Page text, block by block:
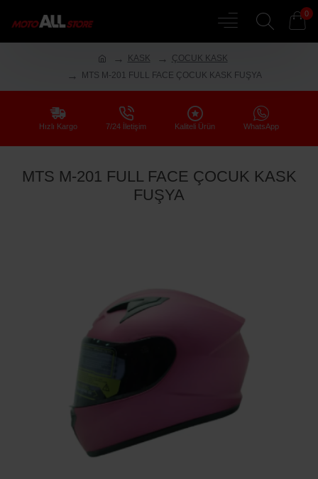
0
KASK
ÇOCUK KASK
MTS M-201 FULL FACE ÇOCUK KASK FUŞYA
Hızlı Kargo 7/24 İletişim Kaliteli Ürün WhatsApp
MTS M-201 FULL FACE ÇOCUK KASK
FUŞYA